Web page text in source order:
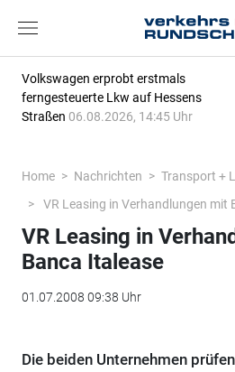
Volkswagen erprobt erstmals
ferngesteuerte Lkw auf Hessens
Straßen 06.08.2026, 14:45 Uhr
Home Nachrichten
Transport +
VR Leasing in Verhandlungen mit
VR Leasing in
Banca Italease
01.07.2008 09:38 Uhr
Die beiden Unternehmen